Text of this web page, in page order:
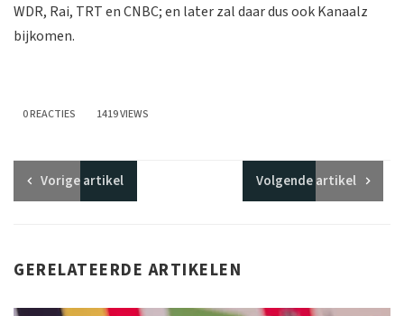
WDR, Rai, TRT en CNBC; en later zal daar dus ook Kanaalz
bijkomen.
0 REACTIES 1419 VIEWS
Vorigeartikel Volgendeartikel
GERELATEERDE ARTIKELEN